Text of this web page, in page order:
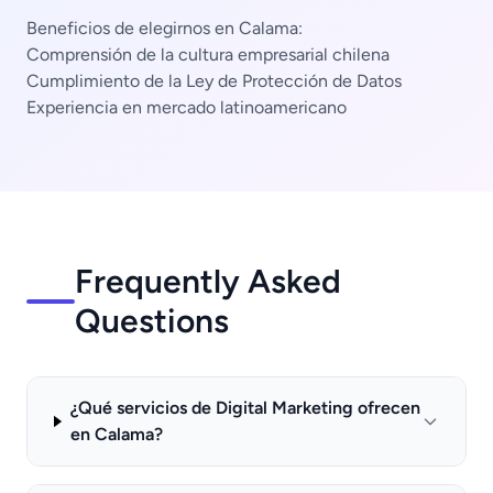
Beneficios de elegirnos en Calama:
Comprensión de la cultura empresarial chilena
Cumplimiento de la Ley de Protección de Datos
Experiencia en mercado latinoamericano
Frequently Asked
Questions
¿Qué servicios de Digital Marketing ofrecen
en Calama?